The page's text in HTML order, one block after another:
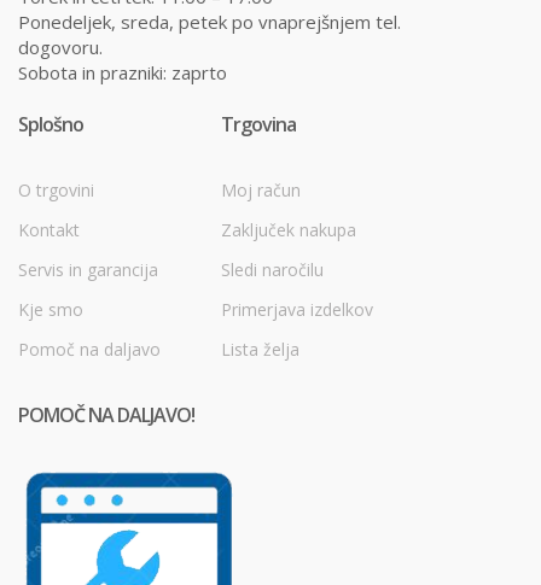
Ponedeljek, sreda, petek po vnaprejšnjem tel.
dogovoru.
Sobota in prazniki: zaprto
Splošno
O trgovini
Kontakt
Servis in garancija
Kje smo
Pomoč na daljavo
Trgovina
Moj račun
Zaključek nakupa
Sledi naročilu
Primerjava izdelkov
Lista želja
POMOČ NA DALJAVO!